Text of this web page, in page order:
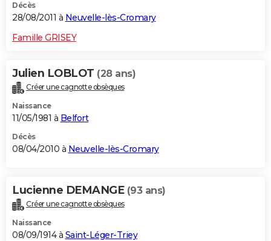
Décès
28/08/2011 à Neuvelle-lès-Cromary
Famille GRISEY
Julien LOBLOT (28 ans)
Créer une cagnotte obsèques
Naissance
11/05/1981 à Belfort
Décès
08/04/2010 à Neuvelle-lès-Cromary
Lucienne DEMANGE (93 ans)
Créer une cagnotte obsèques
Naissance
08/09/1914 à Saint-Léger-Triey